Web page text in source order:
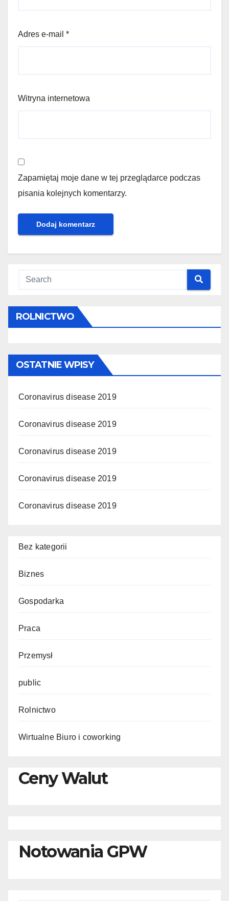
Adres e-mail *
Witryna internetowa
Zapamiętaj moje dane w tej przeglądarce podczas
pisania kolejnych komentarzy.
ROLNICTWO
OSTATNIE WPISY
Coronavirus disease 2019
Coronavirus disease 2019
Coronavirus disease 2019
Coronavirus disease 2019
Coronavirus disease 2019
Bez kategorii
Biznes
Gospodarka
Praca
Przemysł
public
Rolnictwo
Wirtualne Biuro i coworking
Ceny Walut
Notowania GPW